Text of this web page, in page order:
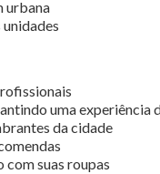
urbana
uma experiência
da cidade
suas roupas